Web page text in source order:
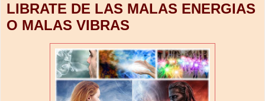
LIBRATE DE LAS MALAS ENERGIAS
O MALAS VIBRAS